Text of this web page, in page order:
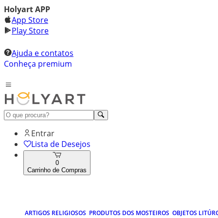
Holyart APP
App Store
Play Store
Ajuda e contatos
Conheça premium
Entrar
Lista de Desejos
0
Carrinho de Compras
ARTIGOS RELIGIOSOS PRODUTOS DOS MOSTEIROS OBJETOS